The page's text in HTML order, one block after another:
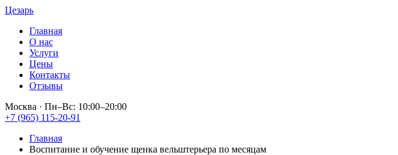
Цезарь
Главная
О нас
Услуги
Цены
Контакты
Отзывы
Москва · Пн–Вс: 10:00–20:00
+7 (965) 115-20-91
Главная
Воспитание и обучение щенка вельштерьера по месяцам